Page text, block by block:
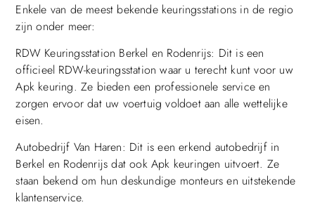
Enkele van de meest bekende keuringsstations in de regio
zijn onder meer:
RDW Keuringsstation Berkel en Rodenrijs: Dit is een
officieel RDW-keuringsstation waar u terecht kunt voor uw
Apk keuring. Ze bieden een professionele service en
zorgen ervoor dat uw voertuig voldoet aan alle wettelijke
eisen.
Autobedrijf Van Haren: Dit is een erkend autobedrijf in
Berkel en Rodenrijs dat ook Apk keuringen uitvoert. Ze
staan ​​bekend om hun deskundige monteurs en uitstekende
klantenservice.